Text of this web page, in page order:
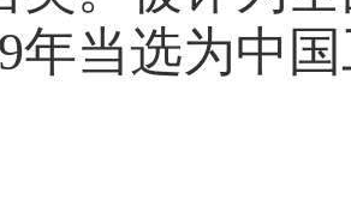
年当选为中